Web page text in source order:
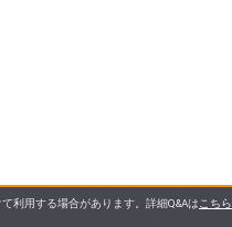
利用する場合があります。詳細Q&Aは こちら